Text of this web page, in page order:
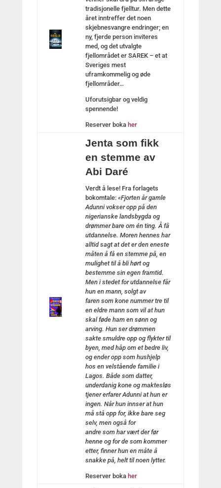
tradisjonelle fjelltur. Men dette
året inntreffer det noen
skjebnesvangre endringer; en
ny, fjerde person inviteres
med, og det utvalgte
fjellområdet er SAREK – et at
Sveriges mest
uframkommelig og øde
fjellområder…
Uforutsigbar og veldig
spennende!
Reserver boka her
Jenta som fikk
en stemme av
Abi Daré
Verdt å lese! Fra forlagets
bokomtale: «Fjorten år gamle
Adunni vokser opp på den
nigerianske landsbygda og
drømmer bare om én ting. Å få
utdannelse. Moren hennes har
alltid sagt at det er den eneste
måten å få en stemmepå, en
mulighet til å bli hørt og
bestemmesin egen framtid.
Men i stedet for utdannelse får
hun en mann, solgt av
faren somkone nummer tre til
en eldre mann somvil at hun
skal føde ham en sønn og
arving. Hun ser drømmen
sakte smuldre opp og flykter til
byen, med håp om et bedre liv,
og ender opp somhushjelp
hos en velstående familie i
Lagos. Både somdatter,
underdanig kone og maktesløs
tjener erfarer Adunni at hun er
ingen. Når hun innser at hun
må stå opp for, ikke bare seg
selv, men også for
andre somhar vært der før
henne og for de somkommer
etter, finner hun en måte å
snakke på, helt til noen lytter.
Reserver boka her